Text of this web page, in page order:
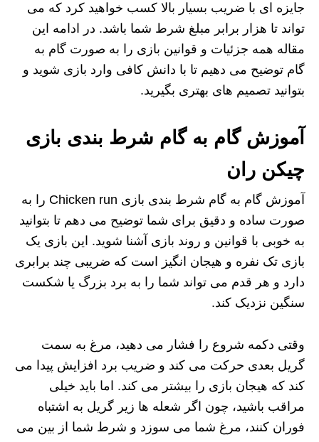
جایزه ای با ضریب بسیار بالا کسب خواهید کرد که می
تواند تا هزار برابر مبلغ شرط شما باشد. در ادامه این
مقاله همه جزئیات و قوانین بازی را به صورت گام به
گام توضیح می دهیم تا با دانش کافی وارد بازی شوید و
بتوانید تصمیم های بهتری بگیرید.
آموزش گام به گام شرط بندی بازی
چیکن ران
آموزش گام به گام شرط بندی بازی Chicken run را به
صورت ساده و دقیق برای شما توضیح می دهم تا بتوانید
به خوبی با قوانین و روند بازی آشنا شوید. این بازی یک
بازی تک نفره و هیجان انگیز است که ضریبی چند برابری
دارد و هر قدم می تواند شما را به برد بزرگ یا شکست
سنگین نزدیک کند.
وقتی دکمه شروع را فشار می دهید، مرغ به سمت
گریل بعدی حرکت می کند و ضریب برد افزایش پیدا می
کند که هیجان بازی را بیشتر می کند. اما باید خیلی
مراقب باشید، چون اگر شعله ها زیر گریل به اشتباه
فوران کنند، مرغ شما می سوزد و شرط شما از بین می